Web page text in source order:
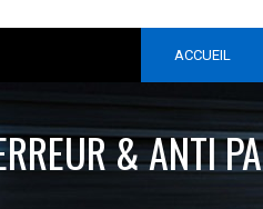
ACCUEIL
& ANTI